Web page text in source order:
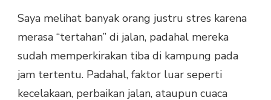
Saya melihat banyak orang justru stres karena
merasa “tertahan” di jalan, padahal mereka
sudah memperkirakan tiba di kampung pada
jam tertentu. Padahal, faktor luar seperti
kecelakaan, perbaikan jalan, ataupun cuaca